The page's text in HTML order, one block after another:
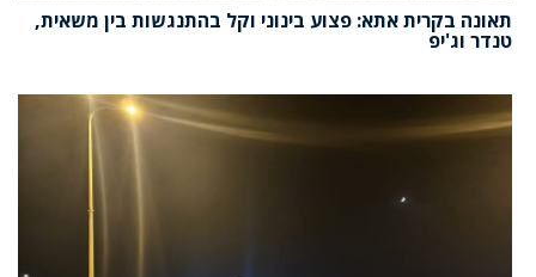
תאונה בקרית אתא: פצוע בינוני וקל בהתנגשות בין משאית,
טנדר וג'יפ